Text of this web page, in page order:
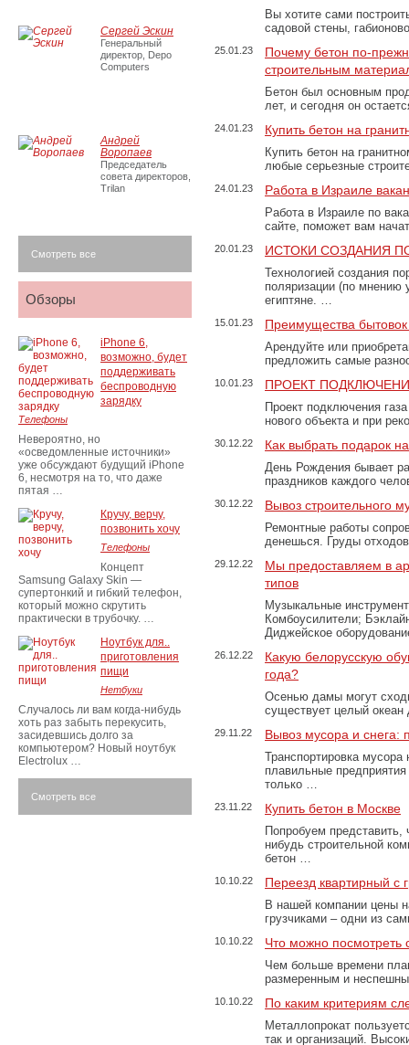
Вы хотите сами
садовой стены,
25.01.23
Почему бетон по-
строительным
Бетон был основным
лет, и сегодня он
24.01.23 Купить бетон на
Купить бетон на
любые серьезные
24.01.23 Работа в Израиле
Работа в Израиле по
сайте, поможет вам
20.01.23 ИСТОКИ СОЗДАНИЯ
Технологией создания
поляризации (по
египтяне. …
15.01.23 Преимущества
Арендуйте или
предложить самые
10.01.23 ПРОЕКТ
Проект подключения
нового объекта и при
30.12.22 Как выбрать подарок
День Рождения бывает
праздников каждого
30.12.22 Вывоз строительного
Ремонтные работы
денешься. Груды
29.12.22
Мы предоставляем в
типов
Музыкальные
Комбоусилители;
Диджейское
26.12.22
Какую белорусскую
года?
Осенью дамы могут
существует целый
29.11.22 Вывоз мусора и
Транспортировка
плавильные
только …
23.11.22 Купить бетон в Москве
Попробуем представить,
нибудь строительной
бетон …
10.10.22 Переезд квартирный с
В нашей компании цены
грузчиками – одни из
10.10.22 Что можно посмотреть
Чем больше времени
размеренным и
10.10.22 По каким критериям
Металлопрокат
так и организаций.
Сергей Эскин
Генеральный
директор, Depo
Computers
Андрей
Воропаев
Председатель
совета директоров,
Trilan
Смотреть все
Обзоры
iPhone 6,
возможно, будет
поддерживать
беспроводную
зарядку
Телефоны
Невероятно, но
«осведомленные источники»
уже обсуждают будущий iPhone
6, несмотря на то, что даже
пятая …
Кручу, верчу,
позвонить хочу
Телефоны
Концепт
Samsung Galaxy Skin —
супертонкий и гибкий телефон,
который можно скрутить
практически в трубочку. …
Ноутбук для..
приготовления
пищи
Нетбуки
Случалось ли вам когда-нибудь
хоть раз забыть перекусить,
засидевшись долго за
компьютером? Новый ноутбук
Electrolux …
Смотреть все